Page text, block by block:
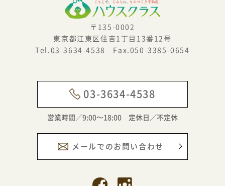
〒135-0002
東京都江東区住吉1丁目13番12号
Tel.03-3634-4538 Fax.050-3385-0654
03-3634-4538
営業時間／9:00〜18:00 定休日／不定休
メールでのお問い合わせ